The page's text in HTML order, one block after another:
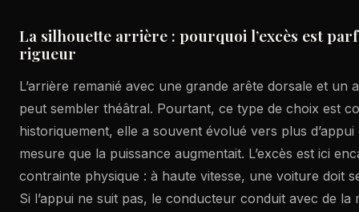
La silhouette arrière : pourquoi l’excès est
rigueur
L’arrière remanié avec une grande arête dorsale et un
peut sembler théâtral. Pourtant, ce type de choix est
historiquement, elle a souvent évolué vers plus
mesure que la puissance augmentait. L’excès est ici
contrainte physique : à haute vitesse, une voiture doit
Si l’appui ne suit pas, le conducteur conduit avec de la